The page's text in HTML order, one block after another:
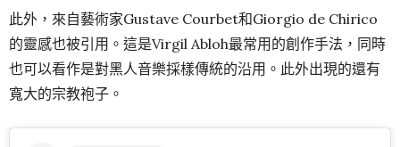
此外，來自藝術家Gustave Courbet和Giorgio de Chirico
的靈感也被引用。這是Virgil Abloh最常用的創作手法，同時
也可以看作是對黑人音樂採樣傳統的沿用。此外出現的還有
寬大的宗教袍子。